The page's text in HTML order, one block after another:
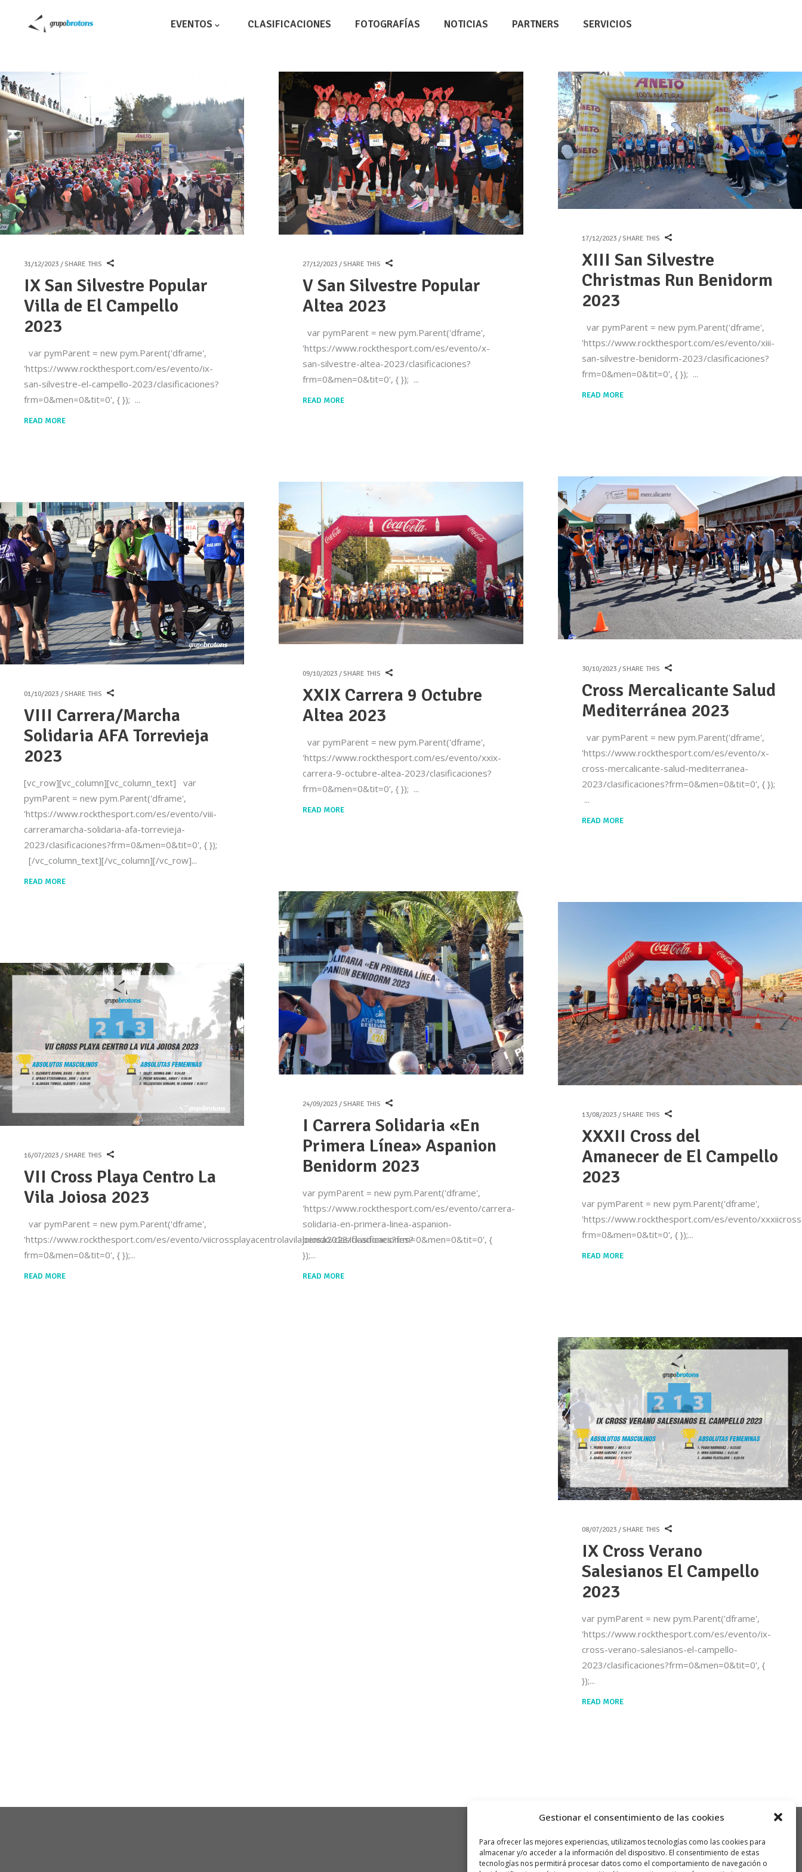
Gestionar el consentimiento de las cookies
Para ofrecer las mejores experiencias, utilizamos tecnologías como las cookies para
almacenar y/o acceder a la información del dispositivo. El consentimiento de estas
tecnologías nos permitirá procesar datos como el comportamiento de navegación o
EVENTOS CLASIFICACIONES FOTOGRAFÍAS NOTICIAS PARTNERS SERVICIOS
31/12/2023 SHARE THIS
IX San Silvestre Popular
Villa de El Campello
2023
var pymParent = new pym.Parent('dframe',
'https://www.rockthesport.com/es/evento/ix-
san-silvestre-el-campello-2023/clasificaciones?
frm=0&men=0&tit=0', { });
READ MORE
27/12/2023 SHARE THIS
V San Silvestre Popular
Altea 2023
var pymParent = new pym.Parent('dframe',
'https://www.rockthesport.com/es/evento/x-
san-silvestre-altea-2023/clasificaciones?
frm=0&men=0&tit=0', { });
READ MORE
17/12/2023 SHARE THIS
XIII San Silvestre
Christmas Run Benidorm
2023
var pymParent = new pym.Parent('dframe',
'https://www.rockthesport.com/es/evento/xiii-
san-silvestre-benidorm-2023/clasificaciones?
frm=0&men=0&tit=0', { });
READ MORE
30/10/2023 SHARE THIS
Cross Mercalicante Salud
Mediterránea 2023
var pymParent = new pym.Parent('dframe',
'https://www.rockthesport.com/es/evento/x-
cross-mercalicante-salud-mediterranea-
2023/clasificaciones?frm=0&men=0&tit=0', { });
READ MORE
09/10/2023 SHARE THIS
XXIX Carrera 9 Octubre
Altea 2023
var pymParent = new pym.Parent('dframe',
'https://www.rockthesport.com/es/evento/xxix-
carrera-9-octubre-altea-2023/clasificaciones?
frm=0&men=0&tit=0', { });
READ MORE
01/10/2023 SHARE THIS
VIII Carrera/Marcha
Solidaria AFA Torrevieja
2023
[vc_row][vc_column][vc_column_text] var
pymParent = new pym.Parent('dframe',
'https://www.rockthesport.com/es/evento/viii-
carreramarcha-solidaria-afa-torrevieja-
2023/clasificaciones?frm=0&men=0&tit=0', { });
[/vc_column_text][/vc_column][/vc_row]
READ MORE
24/09/2023 SHARE THIS
I Carrera Solidaria «En
Primera Línea» Aspanion
Benidorm 2023
var pymParent = new pym.Parent('dframe',
'https://www.rockthesport.com/es/evento/carrera-
solidaria-en-primera-linea-aspanion-
benido/clasificaciones?frm=0&men=0&tit=0', {
});
READ MORE
13/08/2023 SHARE THIS
XXXII Cross del
Amanecer de El Campello
2023
var pymParent = new pym.Parent('dframe',
'https://www.rockthesport.com/es/evento/
frm=0&men=0&tit=0', { });
READ MORE
16/07/2023 SHARE THIS
VII Cross Playa Centro La
Vila Joiosa 2023
var pymParent = new pym.Parent('dframe',
'https://www.rockthesport.com/es/evento/viicrossplayacentrolavilajoiosa2023/clasificaciones?
frm=0&men=0&tit=0', { });
READ MORE
08/07/2023 SHARE THIS
IX Cross Verano
Salesianos El Campello
2023
var pymParent = new pym.Parent('dframe',
'https://www.rockthesport.com/es/evento/ix-
cross-verano-salesianos-el-campello-
2023/clasificaciones?frm=0&men=0&tit=0', {
});
READ MORE